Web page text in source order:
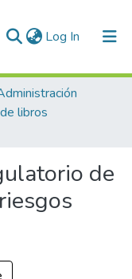
Log In (current)
libros
de